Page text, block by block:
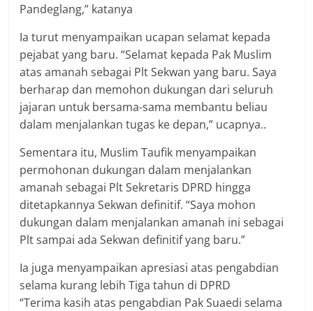
Pandeglang,” katanya
Ia turut menyampaikan ucapan selamat kepada
pejabat yang baru. “Selamat kepada Pak Muslim
atas amanah sebagai Plt Sekwan yang baru. Saya
berharap dan memohon dukungan dari seluruh
jajaran untuk bersama-sama membantu beliau
dalam menjalankan tugas ke depan,” ucapnya..
Sementara itu, Muslim Taufik menyampaikan
permohonan dukungan dalam menjalankan
amanah sebagai Plt Sekretaris DPRD hingga
ditetapkannya Sekwan definitif. “Saya mohon
dukungan dalam menjalankan amanah ini sebagai
Plt sampai ada Sekwan definitif yang baru.”
Ia juga menyampaikan apresiasi atas pengabdian
selama kurang lebih Tiga tahun di DPRD
“Terima kasih atas pengabdian Pak Suaedi selama